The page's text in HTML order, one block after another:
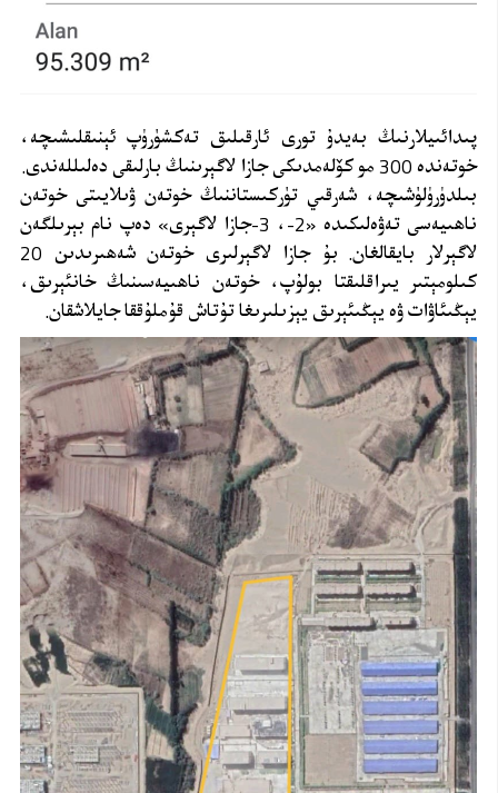
پىدائىيلارنىڭ بەيدۇ تورى ئارقىلىق تەكشۈرۈپ ئېنىقلىشىچە،
خوتەندە 300 مو كۆلەمدىكى جازا لاگېرىنىڭ بارلىقى دەلىللەندى.
بىلدۈرۈلۈشىچە، شەرقىي تۈركىستاننىڭ خوتەن ۋىلايىتى خوتەن
ناھىيەسى تەۋەلىكىدە «2-، 3-جازا لاگېرى» دەپ نام بېرىلگەن
لاگېرلار بايقالغان. بۇ جازا لاگېرلىرى خوتەن شەھىرىدىن 20
كىلومېتىر يىراقلىقتا بولۇپ، خوتەن ناھىيەسىنىڭ خانئېرىق،
يېڭىئاۋات ۋە يېڭىئېرىق يېزىلىرىغا تۇتاش قۇملۇققا جايلاشقان.